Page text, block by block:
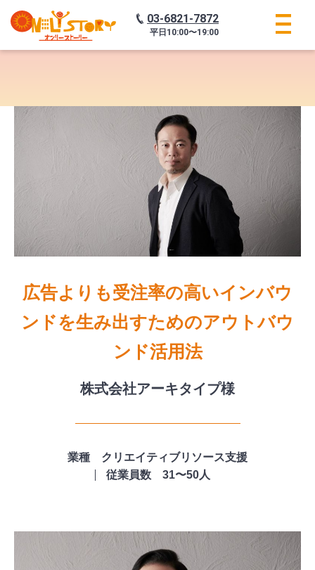
03-6821-7872
平日 10:00〜19:00
広告よりも受注率の高いインバウ
ンドを生み出すためのアウトバウ
ンド活用法
株式会社アーキタイプ様
業種 クリエイティブリソース支援
従業員数 31〜50人